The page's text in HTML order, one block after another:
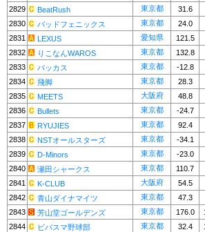
2829
BeatRush 東京都
31.6
2830
バッドフェニックス 東京都
24.0
2831
LEXUS 愛知県
121.5
2832
りこなんWAROS 東京都
132.8
2833
バッカス 東京都
-12.8
2834
飛脚 東京都
28.3
2835
MEETS 大阪府
48.8
2836
Bullets 東京都
-24.7
2837
RYUJIES 東京都
92.4
2838
NSTオールスターズ 東京都
-34.1
2839
D-Minors 東京都
-23.0
2840
瀬田シャークス 東京都
110.7
2841
K-CLUB 大阪府
54.5
2842
青山ダイナマイツ 東京都
47.3
2843
芳山堂ゴールデンズ 東京都 176.0
2844
ビバスマ野球部 東京都 32.4